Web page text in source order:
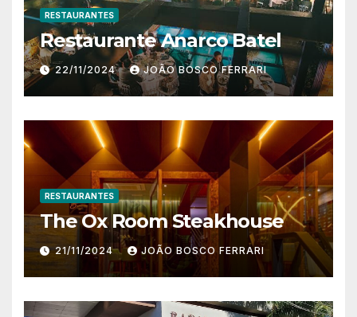
RESTAURANTES
Restaurante Anarco Batel
22/11/2024 JOÃO BOSCO FERRARI
RESTAURANTES
The Ox Room Steakhouse
21/11/2024 JOÃO BOSCO FERRARI